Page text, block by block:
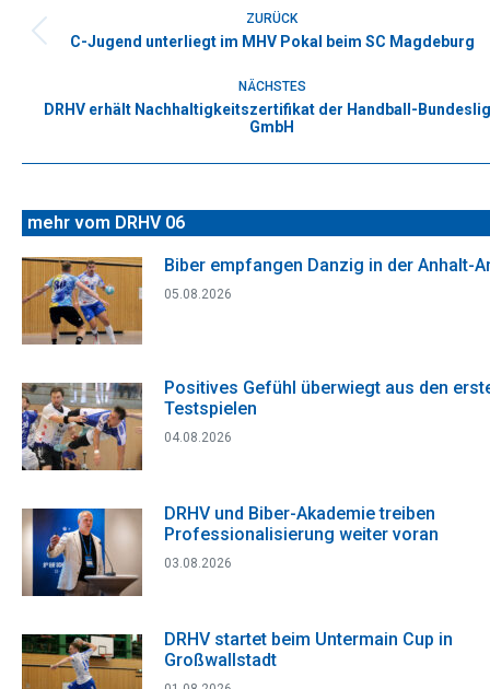
ZURÜCK
Vorheriger
C-Jugend unterliegt im MHV Pokal beim SC Magdeburg
NÄCHSTES
Nächster
DRHV erhält Nachhaltigkeitszertifikat der Handball-
GmbH
mehr vom DRHV 06
Biber empfangen Danzig in der Anhalt-
05.08.2026
Positives Gefühl überwiegt aus den
Testspielen
04.08.2026
DRHV und Biber-Akademie treiben
Professionalisierung weiter voran
03.08.2026
DRHV startet beim Untermain Cup in
Großwallstadt